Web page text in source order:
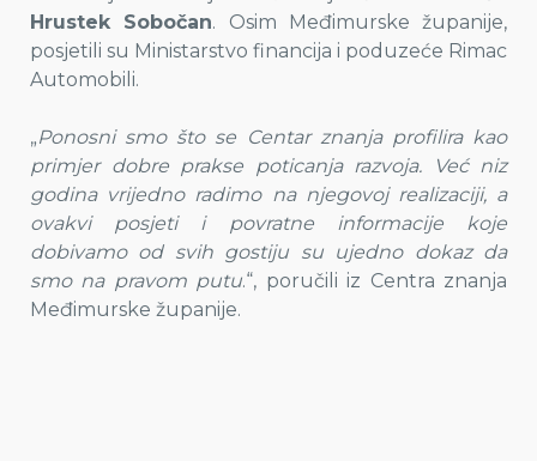
Hrustek Sobočan. Osim Međimurske županije,
posjetili su Ministarstvo financija i poduzeće Rimac
Automobili.
„Ponosni smo što se Centar znanja profilira kao
primjer dobre prakse poticanja razvoja. Već niz
godina vrijedno radimo na njegovoj realizaciji, a
ovakvi posjeti i povratne informacije koje
dobivamo od svih gostiju su ujedno dokaz da
smo na pravom putu.“, poručili iz Centra znanja
Međimurske županije.